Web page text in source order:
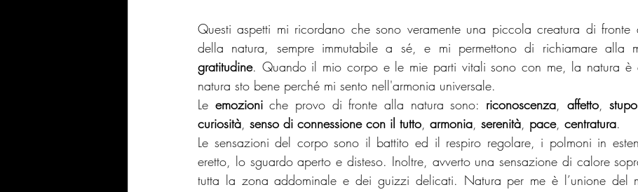
Questi aspetti mi ricordano che sono veramente una piccola creatura di fronte
della natura, sempre immutabile a sé, e mi permettono di richiamare alla
gratitudine. Quando il mio corpo e le mie parti vitali sono con me, la natura è
natura sto bene perché mi sento nell'armonia universale.
Le emozioni che provo di fronte alla natura sono: riconoscenza, affetto,
curiosità, senso di connessione con il tutto, armonia, serenità, pace, centratura.
Le sensazioni del corpo sono il battito ed il respiro regolare, i polmoni in
eretto, lo sguardo aperto e disteso. Inoltre, avverto una sensazione di calore
tutta la zona addominale e dei guizzi delicati. Natura per me è l’unione del